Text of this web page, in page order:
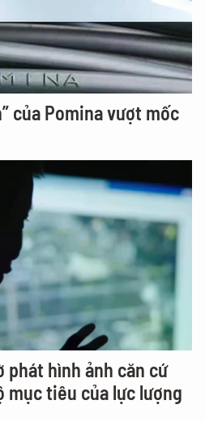
của Pomina vượt mốc
phát hình ảnh căn cứ
mục tiêu của lực lượng